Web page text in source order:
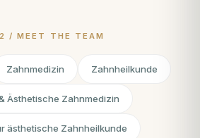
Zahnmedizin Zahnheilkunde
Ästhetische Zahnmedizin
ästhetische Zahnheilkunde